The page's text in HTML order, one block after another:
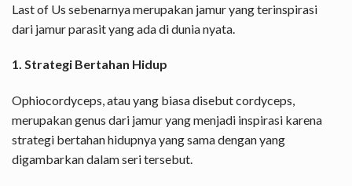
Last of Us sebenarnya merupakan jamur yang terinspirasi
dari jamur parasit yang ada di dunia nyata.
1. Strategi Bertahan Hidup
Ophiocordyceps, atau yang biasa disebut cordyceps,
merupakan genus dari jamur yang menjadi inspirasi karena
strategi bertahan hidupnya yang sama dengan yang
digambarkan dalam seri tersebut.